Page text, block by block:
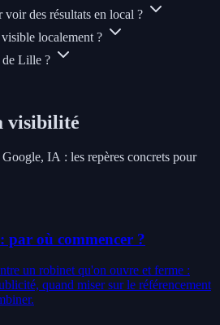
des résultats en local ?
localement ?
de Lille ?
visibilité
IA : les repères concrets pour
par où commencer ?
un robinet qu'on ouvre et ferme :
quand miser sur le référencement